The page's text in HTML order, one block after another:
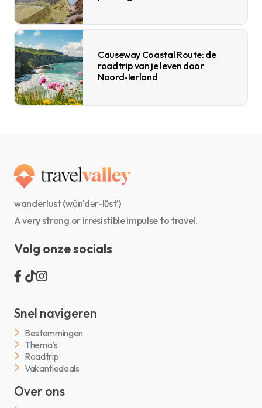
Causeway Coastal Route: de
roadtrip van je leven door
Noord-Ierland
wanderlust (wŏn′dər-lŭst′)
A very strong or irresistible impulse to travel.
Volg onze socials
Snel navigeren
Bestemmingen
Thema’s
Roadtrip
Vakantiedeals
Over ons